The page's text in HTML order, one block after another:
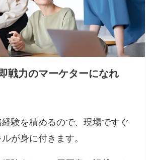
戦力のマーケターになれ
験を積めるので、現場ですぐ
が身に付きます。